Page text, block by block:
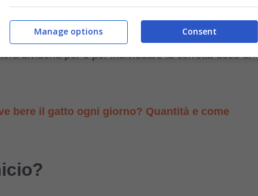
al gatto è pari a40 grammi per ogni kg di peso
dividerla per 3 per individuare la corretta dose di
bere il gatto ogni giorno? Quantità e come
Consent
Manage options